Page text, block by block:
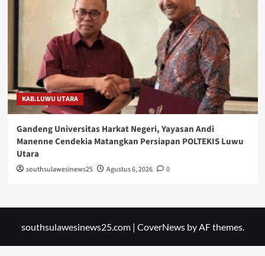
KAB.LUWU UTARA
Gandeng Universitas Harkat Negeri, Yayasan Andi
Manenne Cendekia Matangkan Persiapan POLTEKIS Luwu
Utara
southsulawesinews25 Agustus 6, 2026 0
southsulawesinews25.com | CoverNewsby AF themes.